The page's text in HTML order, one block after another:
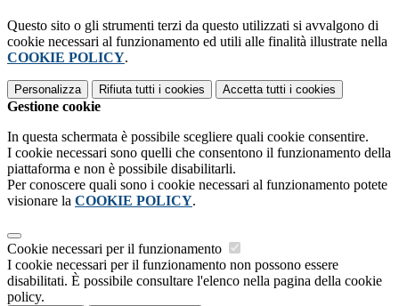
Questo sito o gli strumenti terzi da questo utilizzati si avvalgono di
cookie necessari al funzionamento ed utili alle finalità illustrate nella
COOKIE POLICY.
Personalizza Rifiuta tutti i cookies Accetta tutti i cookies
Gestione cookie
In questa schermata è possibile scegliere quali cookie consentire.
I cookie necessari sono quelli che consentono il funzionamento della
piattaforma e non è possibile disabilitarli.
Per conoscere quali sono i cookie necessari al funzionamento potete
visionare la COOKIE POLICY.
Cookie necessari per il funzionamento
I cookie necessari per il funzionamento non possono essere
disabilitati. È possibile consultare l'elenco nella pagina della cookie
policy.